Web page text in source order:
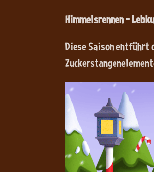
Himmelsrennen –
Diese Saison entführt